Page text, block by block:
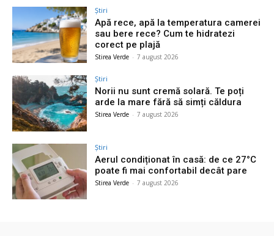
Știri
Apă rece, apă la temperatura camerei
sau bere rece? Cum te hidratezi
corect pe plajă
Stirea Verde - 7 august 2026
Știri
Norii nu sunt cremă solară. Te poți
arde la mare fără să simți căldura
Stirea Verde - 7 august 2026
Știri
Aerul condiționat în casă: de ce 27°C
poate fi mai confortabil decât pare
Stirea Verde - 7 august 2026